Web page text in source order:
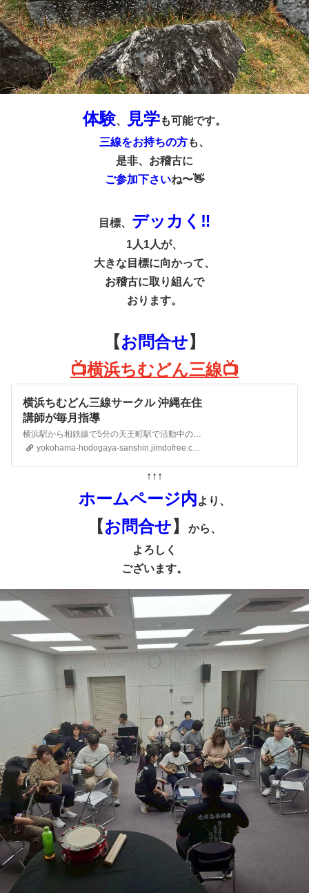
体験、 見学も可能です。
三線をお持ちの方も、
是非、お稽古に
ご参加下さいね〜👋
目標、 デッカく‼︎
1人1人が、
大きな目標に向かって、
お稽古に取り組んで
おります。
【お問合せ】
📺横浜ちむどん三線📺
横浜ちむどん三線サークル 沖縄在住
講師が毎月指導
横浜駅から相鉄線で5分の天王町駅で活動中の三線サークル(教室)です。月に1回、沖縄から講師を招いて三線の稽古をしています。初心者も経験者も大歓迎です。
↑↑↑
ホームページ内より、
【お問合せ】
から、
よろしく
ございます。